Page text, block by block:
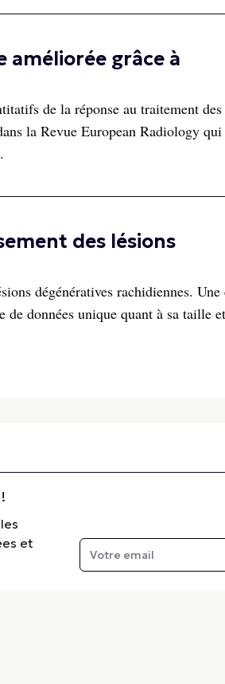
améliorée grâce à
de la réponse au traitement des
la Revue European Radiology
des lésions
dégénératives rachidiennes. Une
données unique quant à sa taille
et